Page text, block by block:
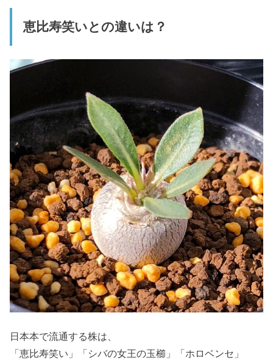
恵比寿笑いとの違いは？
日本本で流通する株は、
「恵比寿笑い」「シバの女王の玉櫛」「ホロベンセ」